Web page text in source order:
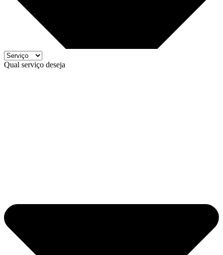
Qual serviço deseja